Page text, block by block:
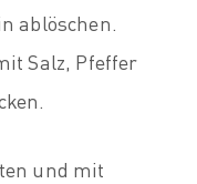
ablöschen.
Salz, Pfeffer
und mit